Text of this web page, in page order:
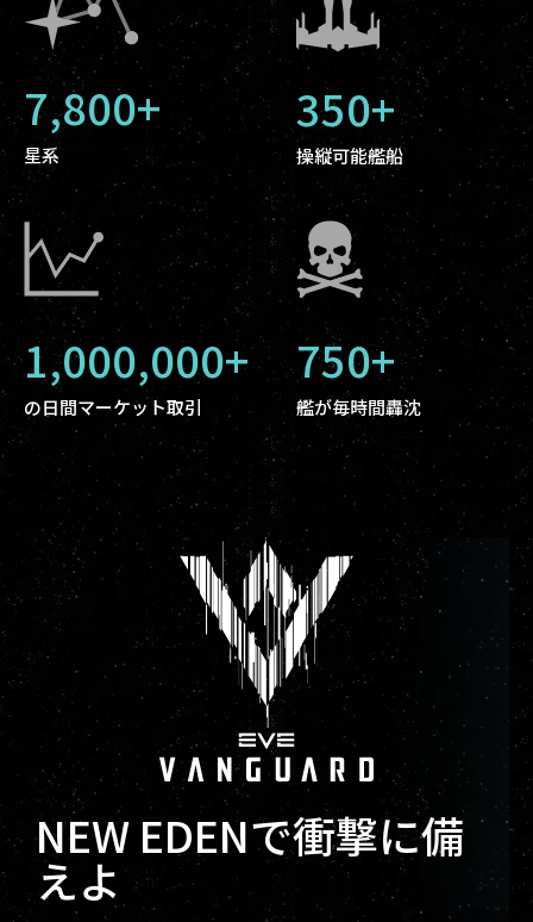
7,800+
星系
350+
操縦可能艦船
1,000,000+
の日間マーケット取引
750+
艦が毎時間轟沈
NEW EDENで衝撃に備
えよ